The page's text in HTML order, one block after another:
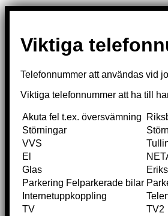
Viktiga
Telefonnummer att användas vid
Viktiga telefonnummer att ha till
Akuta fel t.ex. översvämning
Störningar
VVS
El
Glas
Parkering Felparkerade bilar
Internetuppkoppling
TV
TV2